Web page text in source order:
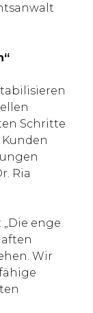
Schritte
Ria
enge
Wir